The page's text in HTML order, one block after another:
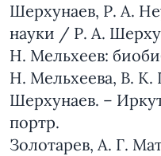
Шерхунаев, Р. А.
науки / Р. А.
Н. Мельхеев:
Н. Мельхеева, В. К.
Шерхунаев. –
портр.
Золотарев, А. Г.